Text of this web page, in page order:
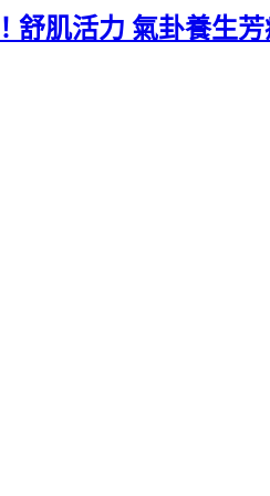
肌活力 氣卦養生芳